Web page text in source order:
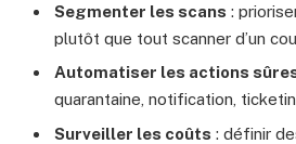
Segmenter les scans :
plutôt que tout scanner d’un
Automatiser les actions
quarantaine, notification,
Surveiller les coûts : définir